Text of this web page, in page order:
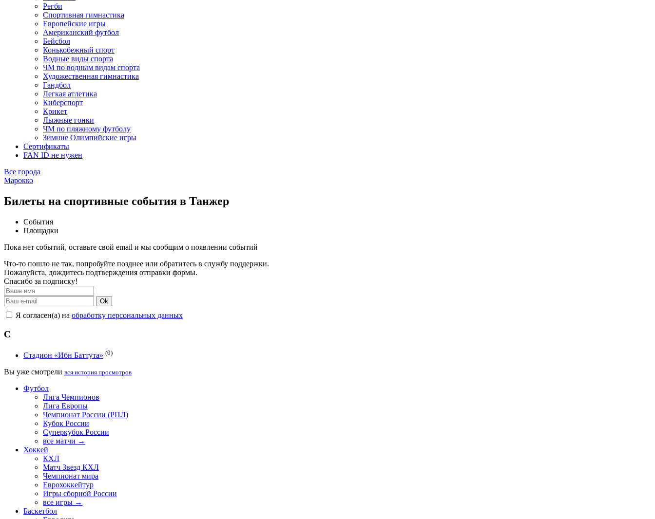
Регби
Спортивная гимнастика
Европейские игры
Американский футбол
Бейсбол
Конькобежный спорт
Водные виды спорта
ЧМ по водным видам спорта
Художественная гимнастика
Гандбол
Легкая атлетика
Киберспорт
Крикет
Лыжные гонки
ЧМ по пляжному футболу
Зимние Олимпийские игры
Сертификаты
FAN ID не нужен
Все города
Марокко
Билеты на спортивные события в Танжер
События
Площадки
Пока нет событий, оставьте свой email и мы сообщим о появлении событий
Что-то пошло не так, попробуйте позднее или обратитесь в службу поддержки.
Пожалуйста, дождитесь подтверждения отправки формы.
Спасибо за подписку!
Ok
Я согласен(а) на обработку персональных данных
C
Cтадион «Ибн Баттута» (0)
Вы уже смотрели вся история просмотров
Футбол
Лига Чемпионов
Лига Европы
Чемпионат России (РПЛ)
Кубок России
Суперкубок России
все матчи →
Хоккей
КХЛ
Матч Звезд КХЛ
Чемпионат мира
Еврохоккейтур
Игры сборной России
все игры →
Баскетбол